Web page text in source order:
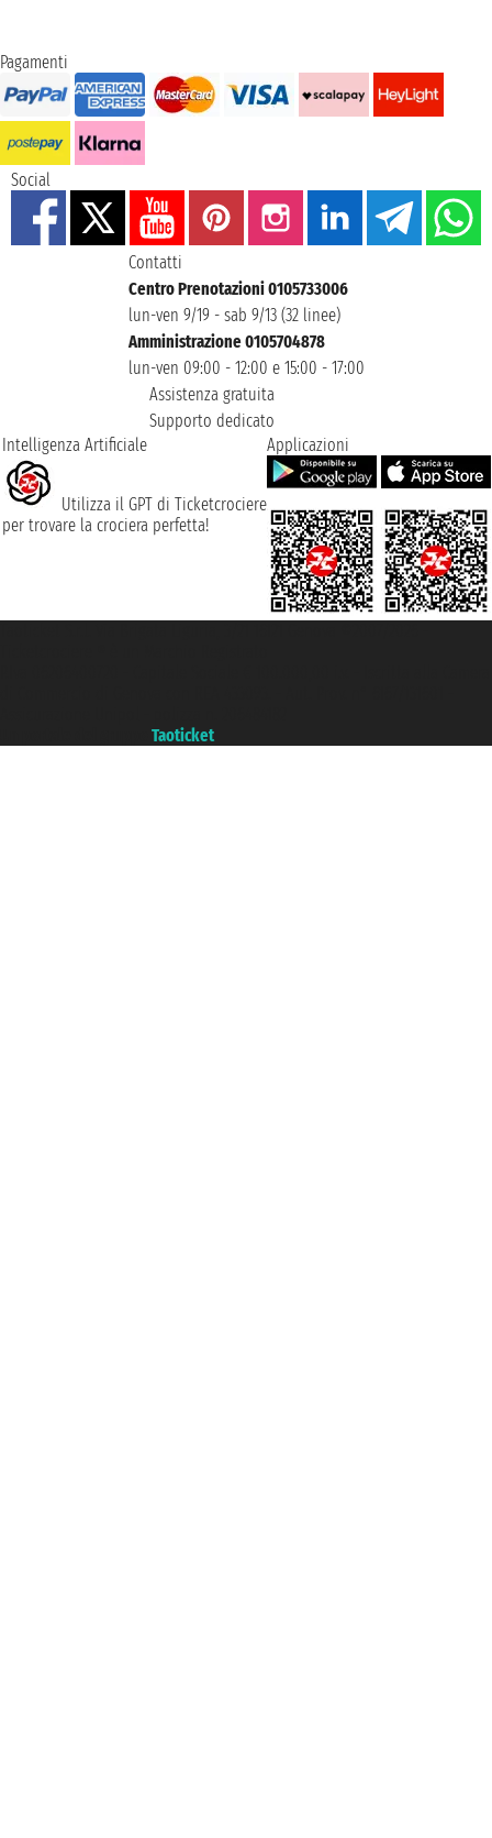
Pagamenti
Social
Contatti
Centro Prenotazioni 0105733006
lun-ven 9/19 - sab 9/13 (32 linee)
Amministrazione 0105704878
lun-ven 09:00 - 12:00 e 15:00 - 17:00
Assistenza gratuita
Supporto dedicato
Intelligenza Artificiale
Utilizza il GPT di Ticketcrociere
per trovare la crociera perfetta!
Applicazioni
Taoticket